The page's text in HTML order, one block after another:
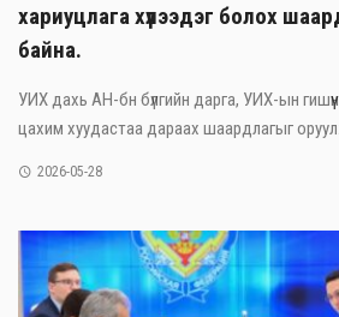
хариуцлага хүлээдэг болох
байна.
УИХ дахь АН-бн бүлгийн дарга, УИХ-ын
цахим хуудастаа дараах шаардлагыг
2026-05-28